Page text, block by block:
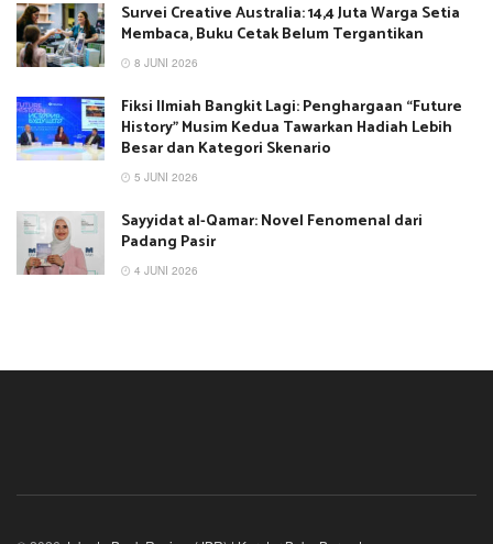
Survei Creative Australia: 14,4 Juta Warga Setia
Membaca, Buku Cetak Belum Tergantikan
8 JUNI 2026
Fiksi Ilmiah Bangkit Lagi: Penghargaan “Future
History” Musim Kedua Tawarkan Hadiah Lebih
Besar dan Kategori Skenario
5 JUNI 2026
Sayyidat al-Qamar: Novel Fenomenal dari
Padang Pasir
4 JUNI 2026